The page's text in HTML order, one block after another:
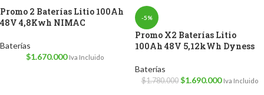
Promo 2 Baterías Litio 100Ah
48V 4,8Kwh NIMAC
Baterías
$1.670.000 Iva Incluido
-5%
Promo X2 Baterías Litio
100Ah 48V 5,12kWh Dyness
Baterías
$1.780.000 $1.690.000 Iva Incluido